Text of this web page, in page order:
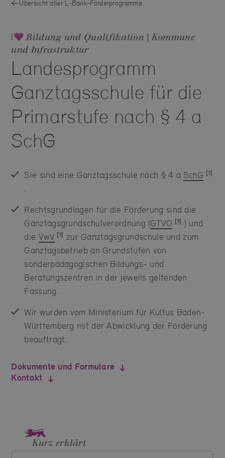
Übersicht aller L‑Bank-Förderprogramme
Bildung und Qualifikation | Kommune
und Infrastruktur
Landesprogramm
Ganztagsschule für die
Primarstufe nach § 4 a
SchG
Sie sind eine Ganztagsschule nach § 4 a SchG
.
Rechtsgrundlagen für die Förderung sind die
Ganztagsgrundschulverordnung (GTVO
) und
die VwV
zur Ganztagsgrundschule und zum
Ganztagsbetrieb an Grundstufen von
sonderpädagogischen Bildungs- und
Beratungszentren in der jeweils geltenden
Fassung.
Wir wurden vom Ministerium für Kultus Baden-
Württemberg mit der Abwicklung der Förderung
beauftragt.
Dokumente und Formulare
Kontakt
Kurz erklärt